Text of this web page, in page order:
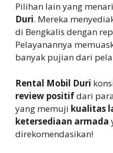
Pilihan lain yang
Duri. Mereka
di Bengkalis dengan
Pelayanannya
banyak pujian dari
Rental Mobil Duri
review positifdari
yang memuji kualitas
ketersediaan armada
direkomendasikan!